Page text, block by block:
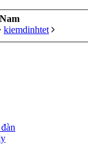
kiemdinhtet